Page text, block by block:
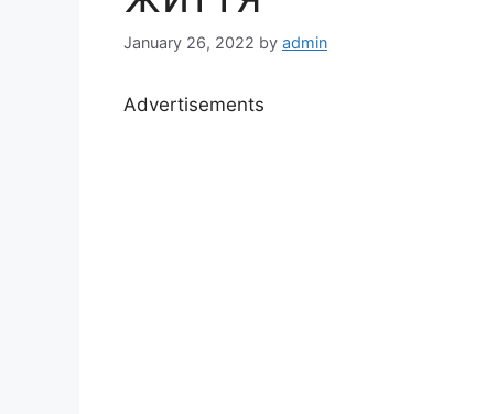
January 26, 2022 by admin
Advertisements